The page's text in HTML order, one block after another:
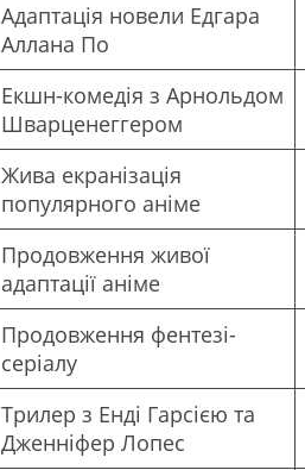
Адаптація новели Едгара
Аллана По
Екшн-комедія з Арнольдом
Шварценеггером
Жива екранізація
популярного аніме
Продовження живої
адаптації аніме
Продовження фентезі-
серіалу
Трилер з Енді Гарсією та
Дженніфер Лопес